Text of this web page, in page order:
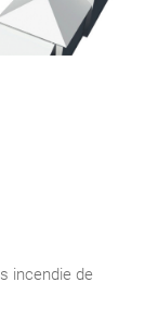
incendie de